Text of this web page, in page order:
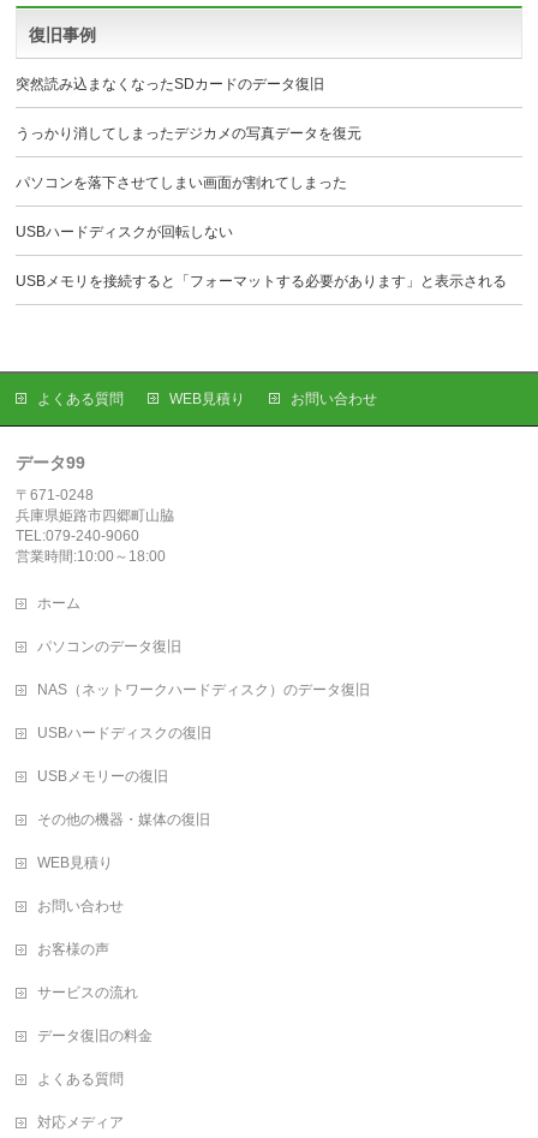
復旧事例
突然読み込まなくなったSDカードのデータ復旧
うっかり消してしまったデジカメの写真データを復元
パソコンを落下させてしまい画面が割れてしまった
USBハードディスクが回転しない
USBメモリを接続すると「フォーマットする必要があります」と表示される
よくある質問 WEB見積り お問い合わせ
データ99
〒671-0248
兵庫県姫路市四郷町山脇
TEL:079-240-9060
営業時間:10:00～18:00
ホーム
パソコンのデータ復旧
NAS（ネットワークハードディスク）のデータ復旧
USBハードディスクの復旧
USBメモリーの復旧
その他の機器・媒体の復旧
WEB見積り
お問い合わせ
お客様の声
サービスの流れ
データ復旧の料金
よくある質問
対応メディア